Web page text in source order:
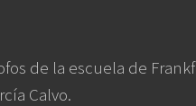
de la escuela de
Calvo.